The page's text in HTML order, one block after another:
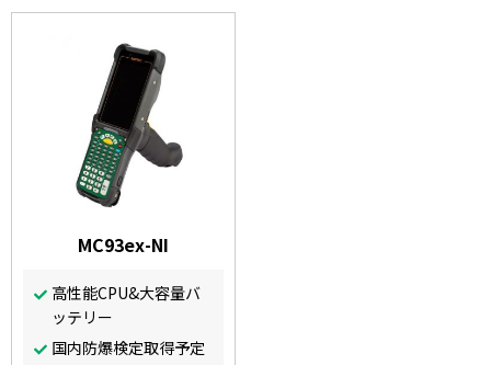
MC93ex-NI
高性能CPU&大容量バ
ッテリー
国内防爆検定取得予定